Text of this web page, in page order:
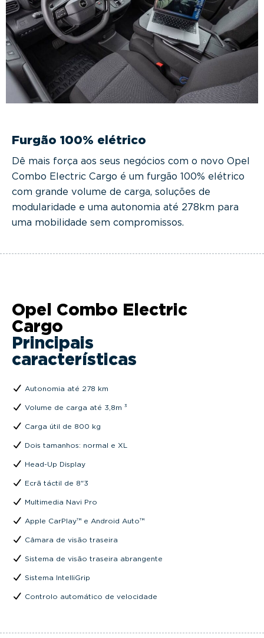
Furgão 100% elétrico
Dê mais força aos seus negócios com o novo Opel
Combo Electric Cargo é um furgão 100% elétrico
com grande volume de carga, soluções de
modularidade e uma autonomia até 278km para
uma mobilidade sem compromissos.
Opel Combo Electric
Cargo
Principais
características
Autonomia até 278 km
Volume de carga até 3,8m ³
Carga útil de 800 kg
Dois tamanhos: normal e XL
Head-Up Display
Ecrã táctil de 8"3
Multimedia Navi Pro
Apple CarPlay™ e Android Auto™
Câmara de visão traseira
Sistema de visão traseira abrangente
Sistema IntelliGrip
Controlo automático de velocidade